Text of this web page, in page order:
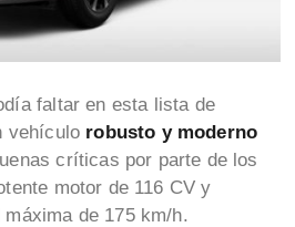
faltar en esta lista de
vehículo robusto y moderno
críticas por parte de los
motor de 116 CV y
de 175 km/h.